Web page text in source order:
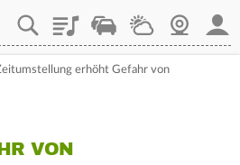
PlaylistStaupilotWetterWebcam
erhöht Gefahr von
VON